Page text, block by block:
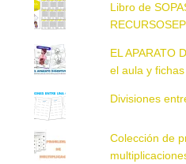
Libro de
RECURSOSEP
EL APARATO
el aula y
Divisiones
Colección de